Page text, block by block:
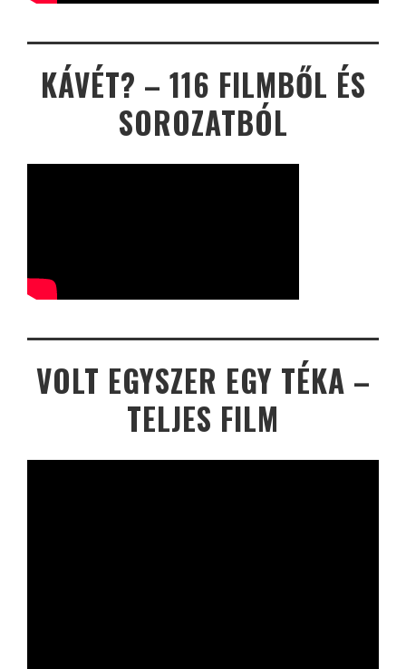
KÁVÉT? – 116 FILMBŐL ÉS
SOROZATBÓL
VOLT EGYSZER EGY TÉKA –
TELJES FILM